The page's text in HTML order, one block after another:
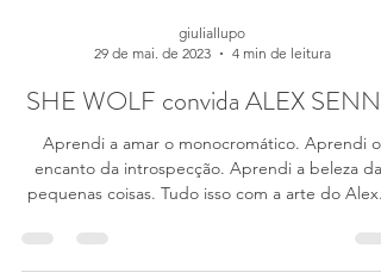
29 de mai. de 2023
4 min de leitura
SHE WOLF convida ALEX SENNA
Aprendi a amar o monocromático. Aprendi o
pequenas coisas. Tudo isso com a arte do